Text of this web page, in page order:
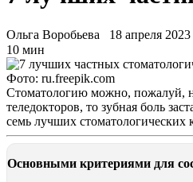
Ольга Воробьева
18 апреля 2023
10 мин
Фото: ru.freepik.com
Стоматологию можно, пожалуй,
теледокторов, то зубная боль
семь лучших стоматологических
Основными критериями для